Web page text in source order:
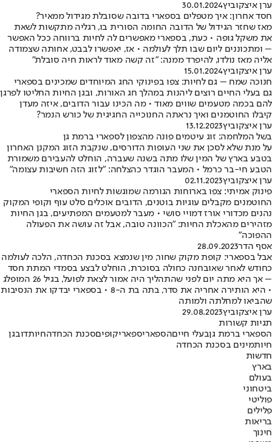
ערן איצקוביץ30.01.2024
חסד אחרון: איך מטפלים בספארי בדובה שסובלת מגידול ממאיר?
מאז שחזר הגידול של הדובה החומה הסורית בו, רגליה מתקשות לשאת
את משקל גופה • כעת, בספארי מאפשרים לה לחיות ברווחה ככל האפשר
– ומתכוננים ליום שבו תלך לעולמה • אז, יאפשרו לבבט, אחותה שצמודה
אליה מאז נולדו, להיפרד ממנה: "זה קשה מאוד לראות חיה סובלת"
ערן איצקוביץ15.01.2024
חנוכה שמח – גם לחיות: צפו בפינוקי החג המיוחדים שמכינים בספארי
גם בעלי החיים רוצים ליהנות במהלך חג האורות, ובגן החיות החליטו לפרגן
להם בכמה מטעמים שווים מאוד • מה הכינו עבור הדובים, איזה מעדן
קיבלו החוטמנים ואיך נראתה החנוכייה החגיגית של כורש הנמר?
ערן איצקוביץ13.12.2023
בשל המלחמה: זוג עיטמים פונה מהצפון לספארי ברמת גן
על מנת שלא לסכן את שני העופות הדורסים, שנקבת הזוג המקנן האחרון
בטבע בארץ של המין שלו מתה בשנה שעברה, הוחלט להעבירם משמורת
הטבע חי-בר כרמל • המעבר הוגדר כהצלחה: "לזוג הזה חשיבות עצומה"
ערן איצקוביץ02.11.2023
פינוק אמיתי: צפו בארוחות הגורמה שמוגשות לחיות הספארי
החוטמנים מקבלים עוגיות בוטנים, הדובים אוכלים סלט עוף וקופי המקוק
נהנים מכדורי אורז דמויי סושי • מעבר למטעמים המפתיעים, בגן החיות
מזהירים מהאכלת החיות: "הכוונה טובה, אבל זה עושה את הפעולה
ההפוכה"
אסף הדר28.09.2023
אבל בספארי: קופת מקוק שחור, מין שנמצא בסכנת הכחדה, הלכה לעולמה
כחודש לאחר שאובחנה כחולה בסוכרת, הוחלט לבצע בסמדי המתת חסד
– אך היא מתה יום לפני שהתהליך היה אמור לצאת לפועל, בגיל 26 המופלג
• היא הותירה אחריה את סדר, בתה בת ה-8 • בספארי יבדקו את הנסיבות
שהביאו למחלתה ולמותה
ערן איצקוביץ29.08.2023
תגיות קשורות
הספארי ברמת גןבעלי חייםהספאריספאריקופיםסכנת הכחדהחיותדובגן
חיותמינים בסכנת הכחדה
חדשות
בארץ
בעולם
ביטחוני
פוליטי
פלילים
בריאות
חינוך